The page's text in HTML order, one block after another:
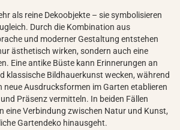
als reine Dekoobjekte – sie symbolisieren
Durch die Kombination aus
und moderner Gestaltung entstehen
ästhetisch wirken, sondern auch eine
Eine antike Büste kann Erinnerungen an
klassische Bildhauerkunst wecken, während
neue Ausdrucksformen im Garten etablieren
Präsenz vermitteln. In beiden Fällen
eine Verbindung zwischen Natur und Kunst,
Gartendeko hinausgeht.